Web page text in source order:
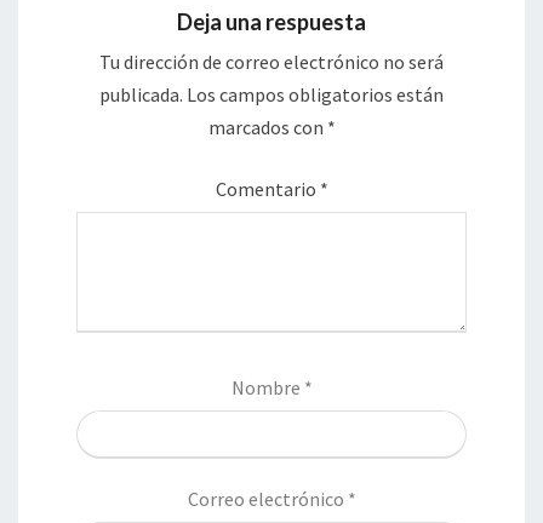
Deja una respuesta
Tu dirección de correo electrónico no será
publicada. Los campos obligatorios están
marcados con *
Comentario *
Nombre *
Correo electrónico *